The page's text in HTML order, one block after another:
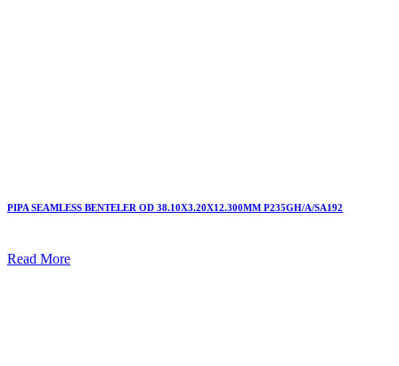
PIPA SEAMLESS BENTELER OD 38.10X3.20X12.300MM P235GH/A/SA192
Read More